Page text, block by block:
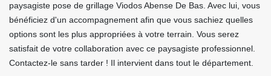
paysagiste pose de grillage Viodos Abense De Bas. Avec lui, vous
bénéficiez d'un accompagnement afin que vous sachiez quelles
options sont les plus appropriées à votre terrain. Vous serez
satisfait de votre collaboration avec ce paysagiste professionnel.
Contactez-le sans tarder ! Il intervient dans tout le département.